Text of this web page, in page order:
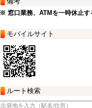
※ 窓口業務、ATMを一時休止す
モバイルサイト
ルート検索